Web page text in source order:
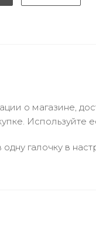
о магазине,
Используйте
галочку в